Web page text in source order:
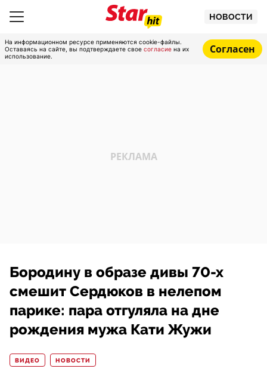
НОВОСТИ
На информационном ресурсе применяются cookie-файлы.
Оставаясь на сайте, вы подтверждаете свое согласие на их
использование.
Согласен
Бородину в образе дивы 70-х
смешит Сердюков в нелепом
парике: пара отгуляла на дне
рождения мужа Кати Жужи
ВИДЕО НОВОСТИ